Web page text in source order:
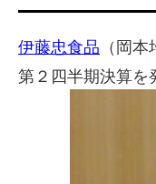
伊藤忠食品 （岡
第２四半期決算を